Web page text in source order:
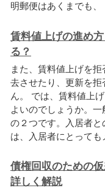
明郵便はあくまでも
賃料値上げの進め
る？
また、賃料値上げを
去させたり、更新を拒
ん。 では、賃料値上
よいのでしょうか。
の２つです。入居者
は、入居者にとって
債権回収のための
詳しく解説